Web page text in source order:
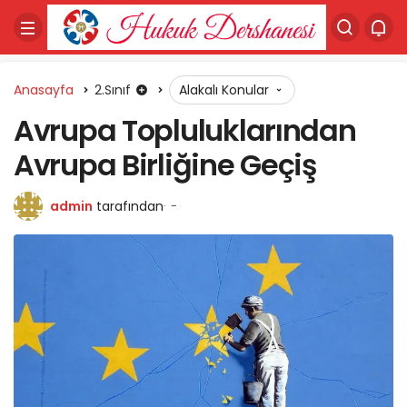
Anasayfa 2.Sınıf Alakalı Konular
Avrupa Topluluklarından
Avrupa Birliğine Geçiş
admin tarafından -